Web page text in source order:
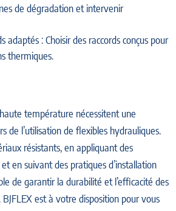
de dégradation et intervenir
adaptés : Choisir des raccords conçus pour
thermiques.
température nécessitent une
de l’utilisation de flexibles hydrauliques.
résistants, en appliquant des
en suivant des pratiques d’installation
de garantir la durabilité et l’efficacité des
est à votre disposition pour vous